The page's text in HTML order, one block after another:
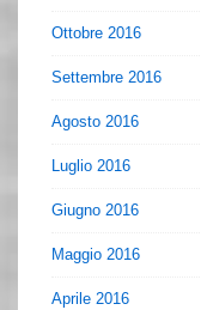
Ottobre 2016
Settembre 2016
Agosto 2016
Luglio 2016
Giugno 2016
Maggio 2016
Aprile 2016